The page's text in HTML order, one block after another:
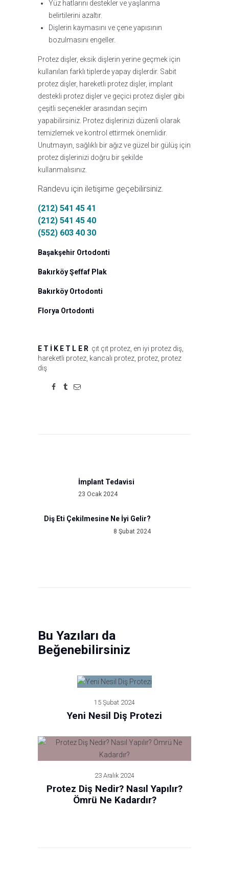
Yüz hatlarını destekler ve yaşlanma
belirtilerini azaltır.
Dişlerin kaymasını ve çene yapısının
bozulmasını engeller.
Protez dişler, eksik dişlerin yerine geçmek için
kullanılan farklı tiplerde yapay dişlerdir. Sabit
protez dişler, hareketli protez dişler, implant
destekli protez dişler ve geçici protez dişler gibi
çeşitli seçenekler arasından seçim
yapabilirsiniz. Protez dişlerinizi düzenli olarak
temizlemek ve kontrol ettirmek önemlidir.
Unutmayın, sağlıklı bir ağız ve güzel bir gülüş için
protez dişlerinizi doğru bir şekilde
kullanmalısınız.
Randevu için iletişime geçebilirsiniz.
(212) 541 45 41
(212) 541 45 40
(552) 603 40 30
Başakşehir Ortodonti
Bakırköy Şeffaf Plak
Bakırköy Ortodonti
Florya Ortodonti
ETIKETLER çıt çıt protez, en iyi protez diş,
hareketli protez kancalı protez protez protez
diş
Previous
post:
İmplant Tedavisi
23 Ocak 2024
post:
Diş Eti Çekilmesine Ne İyi Gelir?
8 Şubat 2024
Bu Yazıları da
Beğenebilirsiniz
15 Şubat 2024
Yeni Nesil Diş Protezi
23 Aralık 2024
Protez Diş Nedir? Nasıl Yapılır?
Ömrü Ne Kadardır?